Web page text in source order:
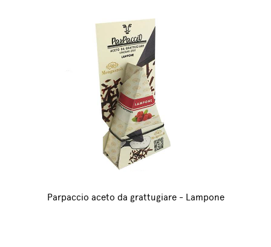
Parpaccio aceto da grattugiare - Lampone